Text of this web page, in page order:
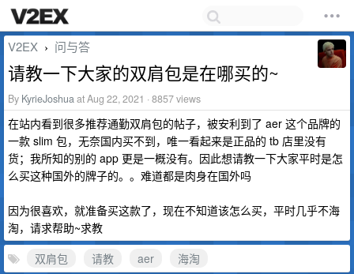
V2EX › 问与答
请教一下大家的双肩包是在哪买的~
By KyrieJoshuaat Aug 22, 2021 · 8857 views
在站内看到很多推荐通勤双肩包的帖子，被安利到了 aer 这个品牌的
一款 slim 包，无奈国内买不到，唯一看起来是正品的 tb 店里没有
货；我所知的别的 app 更是一概没有。因此想请教一下大家平时是怎
么买这种国外的牌子的。。难道都是肉身在国外吗
因为很喜欢，就准备买这款了，现在不知道该怎么买，平时几乎不海
淘，请求帮助~求教
双肩包
请教 aer
海淘